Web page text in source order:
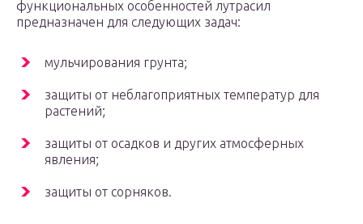
функциональных особенностей лутрасил
предназначен для следующих задач:
мульчирования грунта;
защиты от неблагоприятных температур для
растений;
защиты от осадков и других атмосферных
явления;
защиты от сорняков.